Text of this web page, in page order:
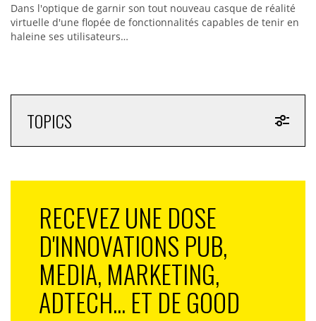
Dans l'optique de garnir son tout nouveau casque de réalité
virtuelle d'une flopée de fonctionnalités capables de tenir en
haleine ses utilisateurs…
TOPICS
RECEVEZ UNE DOSE
D'INNOVATIONS PUB,
MEDIA, MARKETING,
ADTECH... ET DE GOOD